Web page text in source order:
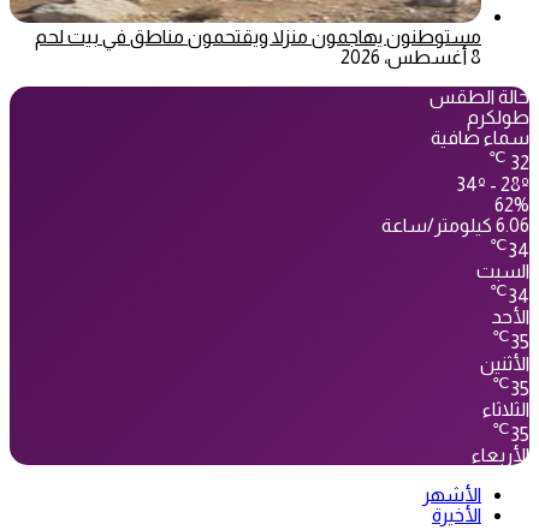
مستوطنون يهاجمون منزلا ويقتحمون مناطق في بيت لحم
8 أغسطس، 2026
حالة الطقس
طولكرم
سماء صافية
32
℃
34º - 28º
62%
6.06 كيلومتر/ساعة
34
℃
السبت
34
℃
الأحد
35
℃
الأثنين
35
℃
الثلاثاء
35
℃
الأربعاء
الأشهر
الأخيرة